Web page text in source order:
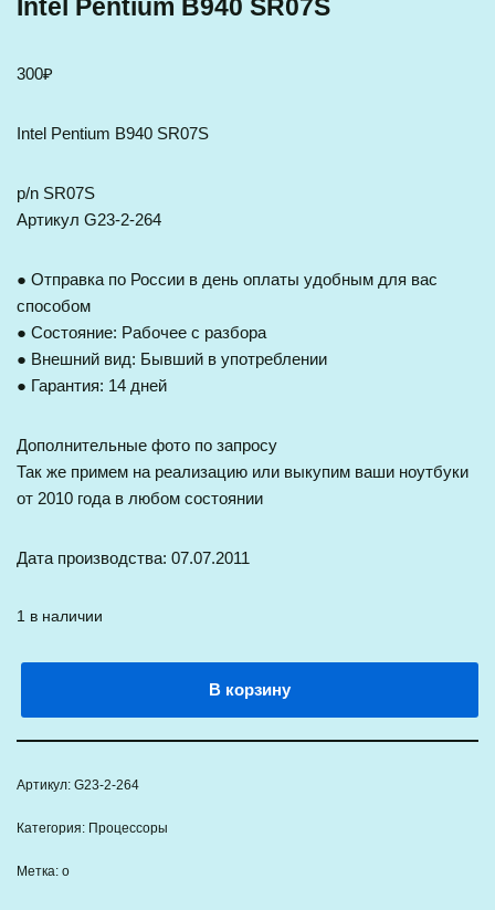
Intel Pentium B940 SR07S
300₽
Intel Pentium B940 SR07S
p/n SR07S
Артикул G23-2-264
● Отправка по России в день оплаты удобным для вас
способом
● Состояние: Рабочее с разбора
● Внешний вид: Бывший в употреблении
● Гарантия: 14 дней
Дополнительные фото по запросу
Так же примем на реализацию или выкупим ваши ноутбуки
от 2010 года в любом состоянии
Дата производства: 07.07.2011
1 в наличии
В корзину
Артикул: G23-2-264
Категория: Процессоры
Метка: о